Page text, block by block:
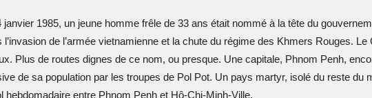
janvier 1985, un jeune homme frêle de 33 ans était nommé à la tête du
l’invasion de l’armée vietnamienne et la chute du régime des Khmers Rouges.
Plus de routes dignes de ce nom, ou presque. Une capitale, Phnom Penh,
de sa population par les troupes de Pol Pot. Un pays martyr, isolé du reste du
hebdomadaire entre Phnom Penh et Hô-Chi-Minh-Ville.